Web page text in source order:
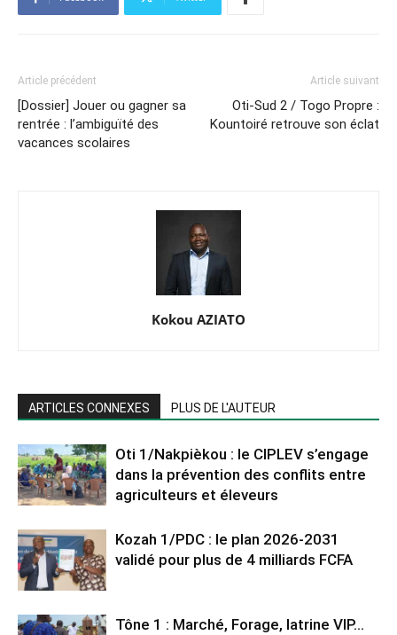
Article précédent
[Dossier] Jouer ou gagner sa
rentrée : l’ambiguïté des
vacances scolaires
Article suivant
Oti-Sud 2 / Togo Propre :
Kountoiré retrouve son éclat
Kokou AZIATO
ARTICLES CONNEXES PLUS DE L'AUTEUR
Oti 1/Nakpièkou : le CIPLEV s’engage
dans la prévention des conflits entre
agriculteurs et éleveurs
Kozah 1/PDC : le plan 2026-2031
validé pour plus de 4 milliards FCFA
Tône 1 : Marché, Forage, latrine VIP…